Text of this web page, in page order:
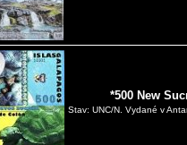
*500 New
Stav: UNC/N. Vydané v